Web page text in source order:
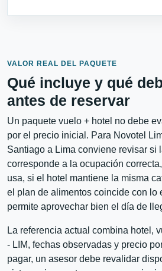
VALOR REAL DEL PAQUETE
Qué incluye y qué
antes de reservar
Un paquete vuelo + hotel no debe
por el precio inicial. Para Novotel
Santiago a Lima conviene revisar si
corresponde a la ocupación
usa, si el hotel mantiene la misma
el plan de alimentos coincide con lo
permite aprovechar bien el día de
La referencia actual combina hotel,
- LIM, fechas observadas y precio
pagar, un asesor debe revalidar